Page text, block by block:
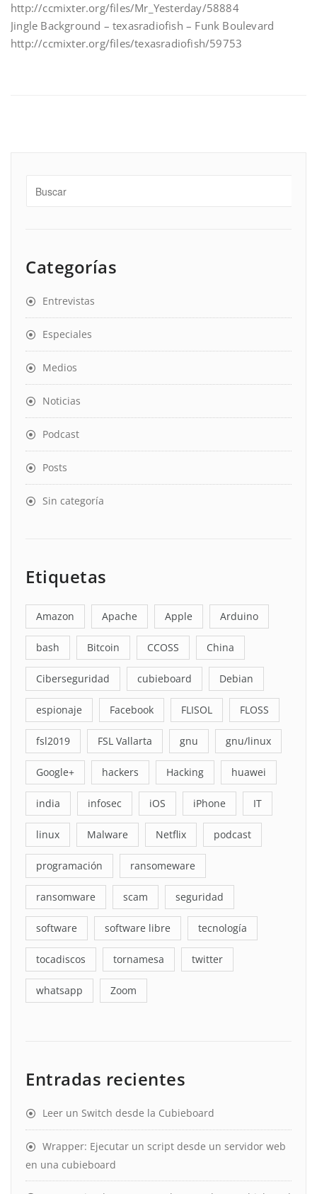
http://ccmixter.org/files/Mr_Yesterday/58884
Jingle Background – texasradiofish – Funk Boulevard
http://ccmixter.org/files/texasradiofish/59753
Categorías
Entrevistas
Especiales
Medios
Noticias
Podcast
Posts
Sin categoría
Etiquetas
Amazon Apache Apple Arduino
bash Bitcoin CCOSS China
Ciberseguridad cubieboard Debian
espionaje Facebook FLISOL FLOSS
fsl2019 FSL Vallarta gnu gnu/linux
Google+ hackers Hacking huawei
india infosec iOS iPhone IT
linux Malware Netflix podcast
programación ransomeware
ransomware scam seguridad
software software libre tecnología
tocadiscos tornamesa twitter
whatsapp Zoom
Entradas recientes
Leer un Switch desde la Cubieboard
Wrapper: Ejecutar un script desde un servidor web
en una cubieboard